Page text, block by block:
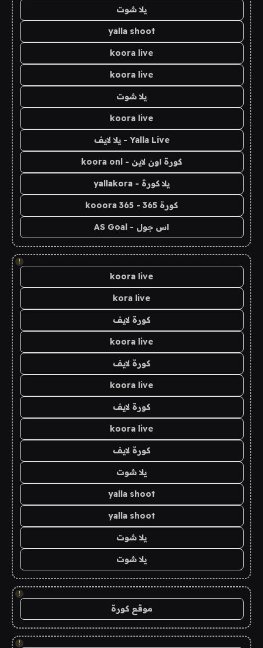
يلا شوت
yalla shoot
koora live
koora live
يلا شوت
koora live
Yalla Live - يلا لايف
كورة اون لاين - koora onl
يلا كورة - yallakora
كورة 365 - kooora 365
اس جول - AS Goal
!
koora live
kora live
كورة لايف
koora live
كورة لايف
koora live
كورة لايف
koora live
كورة لايف
يلا شوت
yalla shoot
yalla shoot
يلا شوت
يلا شوت
!
موقع كورة
!